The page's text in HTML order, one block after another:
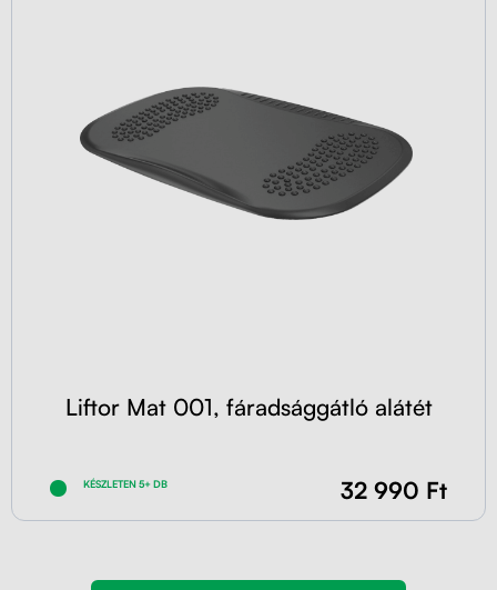
Liftor Mat 001, fáradsággátló alátét
KÉSZLETEN 5+ DB 32 990 Ft